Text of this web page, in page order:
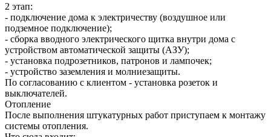
2 этап:
- подключение дома к электричеству (воздушное или
подземное подключение);
- сборка вводного электрического щитка внутри дома с
устройством автоматической защиты (АЗУ);
- установка подрозетников, патронов и лампочек;
- устройство заземления и молниезащиты.
По согласованию с клиентом - установка розеток и
выключателей.
Отопление
После выполнения штукатурных работ приступаем к монтажу
системы отопления.